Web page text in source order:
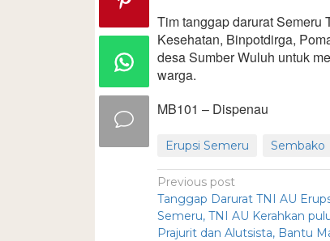
Tim tanggap darurat Semeru
Kesehatan, Binpotdirga,
desa Sumber Wuluh untuk
warga.
MB101 – Dispenau
Erupsi Semeru Sembako
Previous post
Tanggap Darurat TNI AU
Semeru, TNI AU Kerahkan
Prajurit dan Alutsista, Bantu